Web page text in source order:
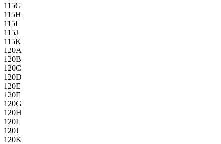
115G
115H
115I
115J
115K
120A
120B
120C
120D
120E
120F
120G
120H
120I
120J
120K